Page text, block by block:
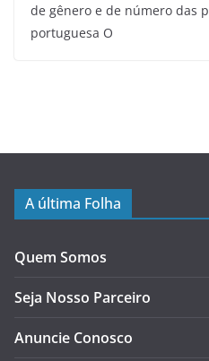
de gênero e de número das
portuguesa O
A última Folha
Quem Somos
Seja Nosso Parceiro
Anuncie Conosco